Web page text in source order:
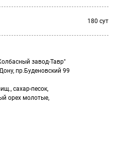
180 сут
завод-Тавр"
пр.Буденовский 99
сахар-песок,
орех молотые,